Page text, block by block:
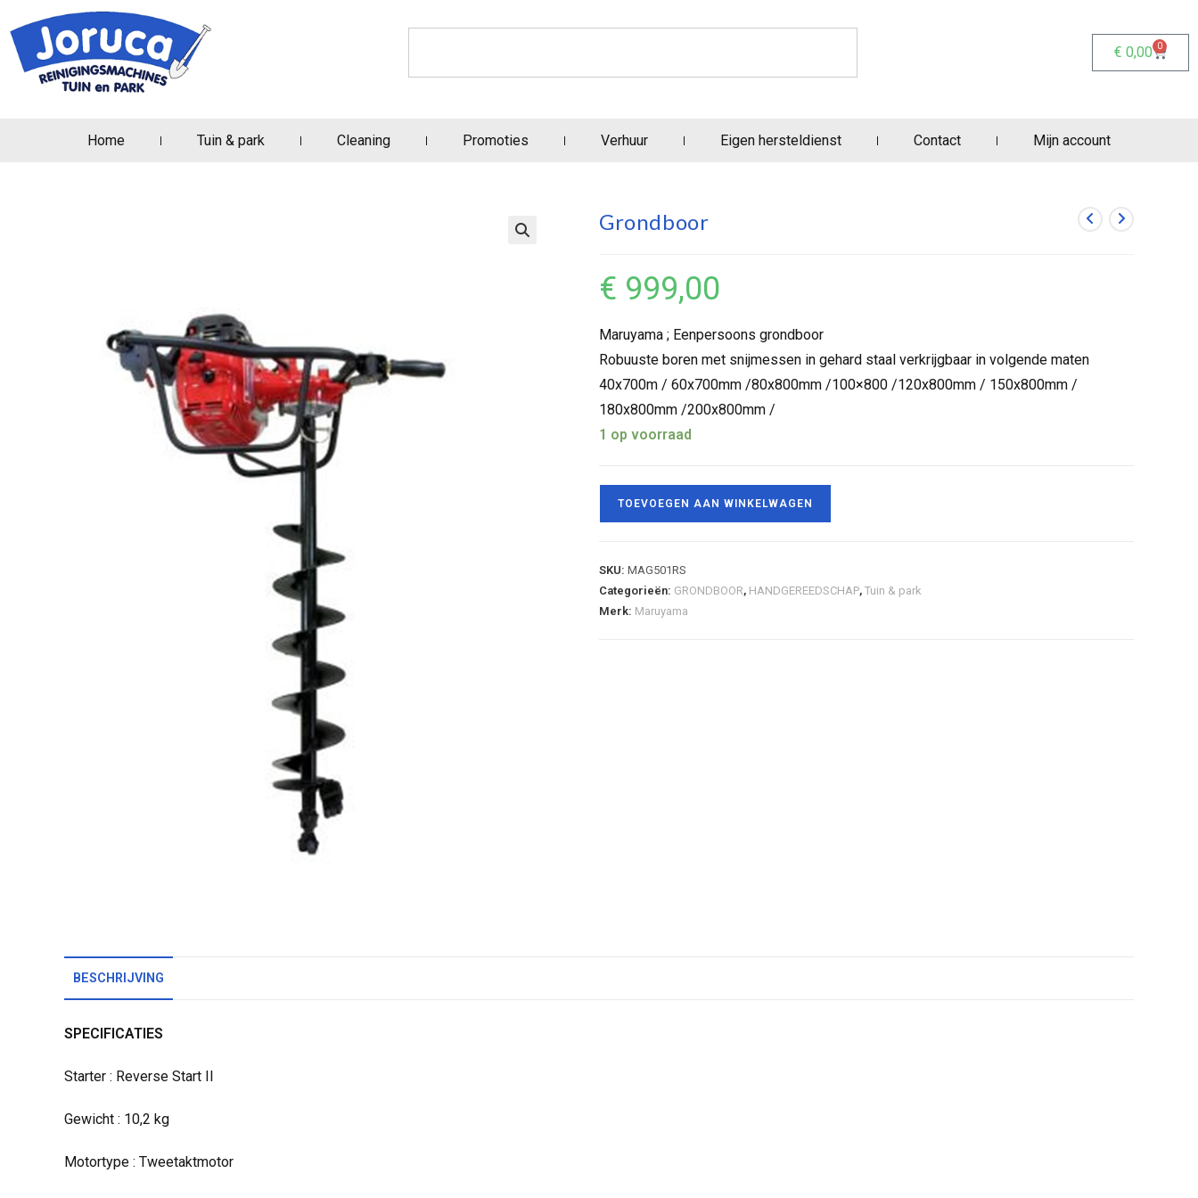
€ 0,00 0
Home Tuin & park Cleaning Promoties Verhuur Eigen hersteldienst Contact Mijn account
Grondboor
€ 999,00
Maruyama ; Eenpersoons grondboor
Robuuste boren met snijmessen in gehard staal verkrijgbaar in volgende maten
40x700m / 60x700mm /80x800mm /100×800 /120x800mm / 150x800mm /
180x800mm /200x800mm /
1 op voorraad
TOEVOEGEN AAN WINKELWAGEN
SKU: MAG501RS
Categorieën: GRONDBOOR, HANDGEREEDSCHAP, Tuin & park
Merk: Maruyama
BESCHRIJVING
SPECIFICATIES
Starter : Reverse Start II
Gewicht : 10,2 kg
Motortype : Tweetaktmotor